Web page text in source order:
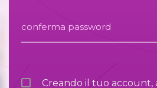
conferma password
Creando il tuo account,